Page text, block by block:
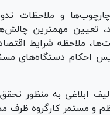
و ملاحظات
تعیین مهمترین
ملاحظه شرایط
احکام دستگاه‌های
ابلاغی به منظور
و مستمر کارگروه ظرف